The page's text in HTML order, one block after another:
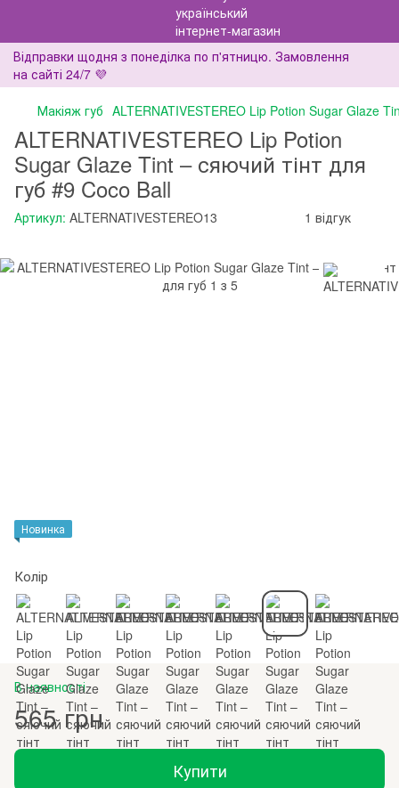
Відправки щодня з понеділка по п'ятницю. Замовлення
на сайті 24/7 💜
Макіяж губ ALTERNATIVESTEREO Lip Potion Sugar Glaze
ALTERNATIVESTEREO Lip Potion
Sugar Glaze Tint – сяючий тінт для
губ #9 Coco Ball
Артикул: ALTERNATIVESTEREO13 1 відгук
Новинка
Колір
В наявності
565 грн
Купити